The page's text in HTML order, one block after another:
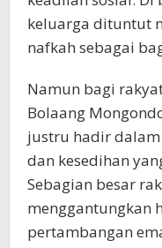
keluarga dituntut
nafkah sebagai
Namun bagi
Bolaang
justru hadir
dan kesedihan
Sebagian besar
menggantungkan
pertambangan